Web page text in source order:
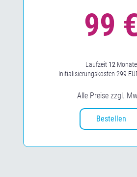
Laufzeit 12 Monate
Initialisierungskosten 299
Alle Preise zzgl.
Bestellen